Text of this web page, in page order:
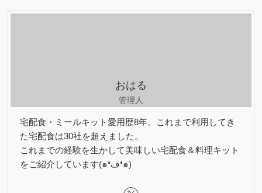
リ
おはる
管理人
宅配食・ミールキット愛用歴8年。これまで利用してき
た宅配食は30社を超えました。
これまでの経験を生かして美味しい宅配食＆料理キット
をご紹介しています(๑❛ڡ❛๑)